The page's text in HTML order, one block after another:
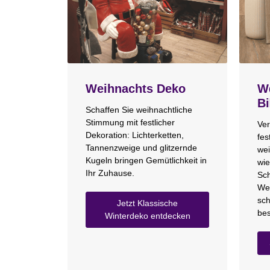
Weihnachts Deko
Schaffen Sie weihnachtliche
Stimmung mit festlicher
Dekoration: Lichterketten,
Tannenzweige und glitzernde
Kugeln bringen Gemütlichkeit in
Ihr Zuhause.
Jetzt Klassische
Winterdeko entdecken